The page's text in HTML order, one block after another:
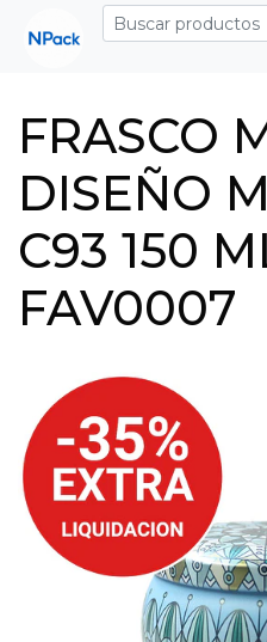
FRASCO
DISEÑO
C93 150
FAV0007